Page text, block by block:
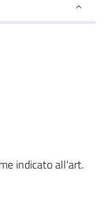
indicato all'art.